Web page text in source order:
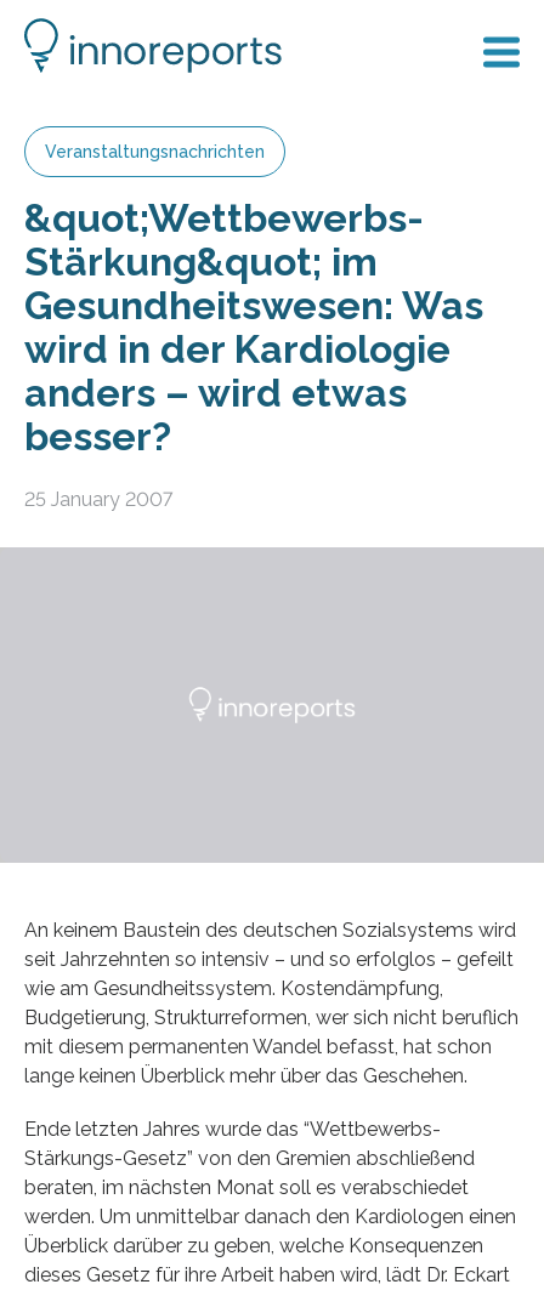
Veranstaltungsnachrichten
&quot;Wettbewerbs-
Stärkung&quot; im
Gesundheitswesen: Was
wird in der Kardiologie
anders – wird etwas
besser?
25 January 2007
An keinem Baustein des deutschen Sozialsystems wird
seit Jahrzehnten so intensiv – und so erfolglos – gefeilt
wie am Gesundheitssystem. Kostendämpfung,
Budgetierung, Strukturreformen, wer sich nicht beruflich
mit diesem permanenten Wandel befasst, hat schon
lange keinen Überblick mehr über das Geschehen.
Ende letzten Jahres wurde das “Wettbewerbs-
Stärkungs-Gesetz” von den Gremien abschließend
beraten, im nächsten Monat soll es verabschiedet
werden. Um unmittelbar danach den Kardiologen einen
Überblick darüber zu geben, welche Konsequenzen
dieses Gesetz für ihre Arbeit haben wird, lädt Dr. Eckart